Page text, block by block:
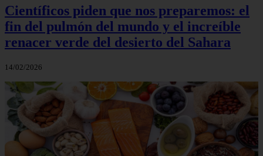
Científicos piden que nos preparemos: el
fin del pulmón del mundo y el increíble
renacer verde del desierto del Sahara
14/02/2026